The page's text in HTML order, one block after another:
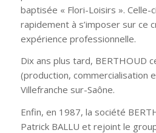
baptisée « Flori-Loisirs ». Celle-
rapidement à s’imposer sur ce
expérience professionnelle.
Dix ans plus tard, BERTHOUD
(production, commercialisation
Villefranche sur-Saône.
Enfin, en 1987, la société
Patrick BALLU et rejoint le